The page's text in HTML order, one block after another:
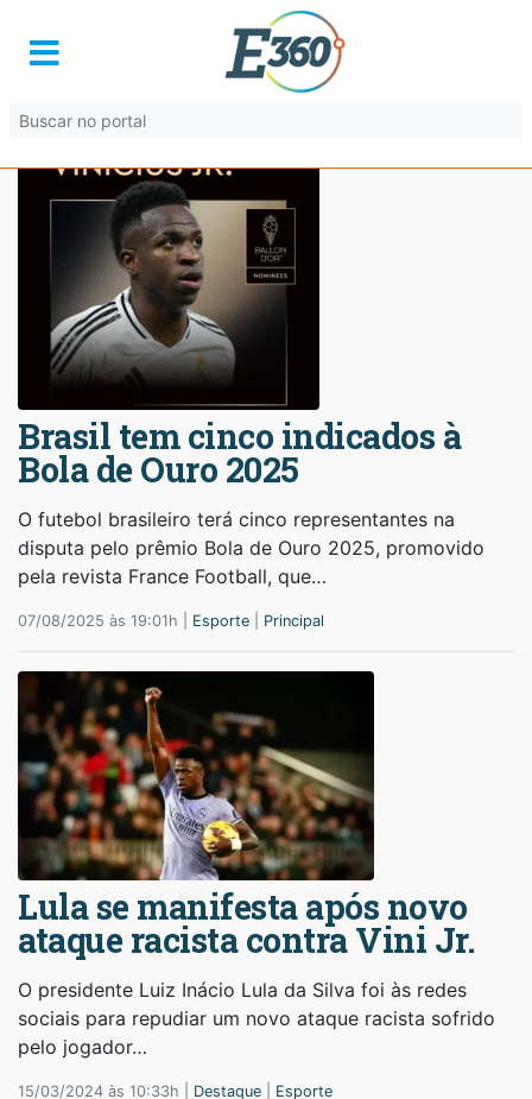
Brasil tem cinco indicados à
Bola de Ouro 2025
O futebol brasileiro terá cinco representantes na
disputa pelo prêmio Bola de Ouro 2025, promovido
pela revista France Football, que…
07/08/2025 às 19:01h | Esporte Principal
Lula se manifesta após novo
ataque racista contra Vini Jr.
O presidente Luiz Inácio Lula da Silva foi às redes
sociais para repudiar um novo ataque racista sofrido
pelo jogador…
15/03/2024 às 10:33h | Destaque Esporte